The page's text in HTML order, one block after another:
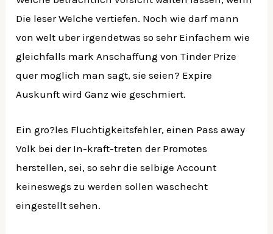
Die leser Welche vertiefen. Noch wie darf mann
von welt uber irgendetwas so sehr Einfachem wie
gleichfalls mark Anschaffung von Tinder Prize
quer moglich man sagt, sie seien? Expire
Auskunft wird Ganz wie geschmiert.
Ein gro?les Fluchtigkeitsfehler, einen Pass away
Volk bei der In-kraft-treten der Promotes
herstellen, sei, so sehr die selbige Account
keineswegs zu werden sollen waschecht
eingestellt sehen.